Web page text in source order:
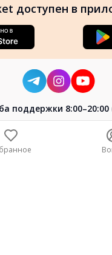
доступен в
поддержки 8:00–20:00